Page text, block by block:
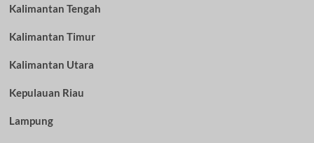
Kalimantan Tengah
Kalimantan Timur
Kalimantan Utara
Kepulauan Riau
Lampung